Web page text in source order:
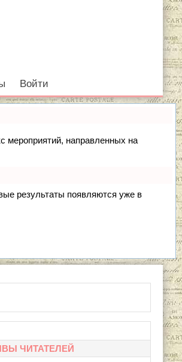
Войти
мероприятий, направленных на
результаты появляются уже в
ЧИТАТЕЛЕЙ